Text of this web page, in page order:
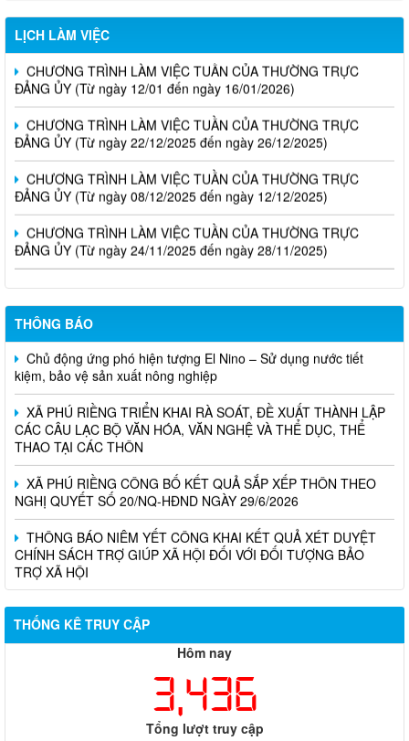
LỊCH LÀM VIỆC
CHƯƠNG TRÌNH LÀM VIỆC TUẦN CỦA THƯỜNG TRỰC
ĐẢNG ỦY (Từ ngày 12/01 đến ngày 16/01/2026)
CHƯƠNG TRÌNH LÀM VIỆC TUẦN CỦA THƯỜNG TRỰC
ĐẢNG ỦY (Từ ngày 22/12/2025 đến ngày 26/12/2025)
CHƯƠNG TRÌNH LÀM VIỆC TUẦN CỦA THƯỜNG TRỰC
ĐẢNG ỦY (Từ ngày 08/12/2025 đến ngày 12/12/2025)
CHƯƠNG TRÌNH LÀM VIỆC TUẦN CỦA THƯỜNG TRỰC
ĐẢNG ỦY (Từ ngày 24/11/2025 đến ngày 28/11/2025)
THÔNG BÁO
Chủ động ứng phó hiện tượng El Nino – Sử dụng nước tiết
kiệm, bảo vệ sản xuất nông nghiệp
XÃ PHÚ RIỀNG TRIỂN KHAI RÀ SOÁT, ĐỀ XUẤT THÀNH LẬP
CÁC CÂU LẠC BỘ VĂN HÓA, VĂN NGHỆ VÀ THỂ DỤC, THỂ
THAO TẠI CÁC THÔN
XÃ PHÚ RIỀNG CÔNG BỐ KẾT QUẢ SẮP XẾP THÔN THEO
NGHỊ QUYẾT SỐ 20/NQ-HĐND NGÀY 29/6/2026
THÔNG BÁO NIÊM YẾT CÔNG KHAI KẾT QUẢ XÉT DUYỆT
CHÍNH SÁCH TRỢ GIÚP XÃ HỘI ĐỐI VỚI ĐỐI TƯỢNG BẢO
TRỢ XÃ HỘI
THỐNG KÊ TRUY CẬP
Hôm nay
3,436
Tổng lượt truy cập